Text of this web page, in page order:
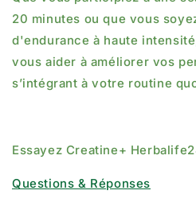
20 minutes ou que vous
d'endurance à haute
vous aider à améliorer vos
s’intégrant à votre routine
Essayez Creatine+
Questions & Réponses